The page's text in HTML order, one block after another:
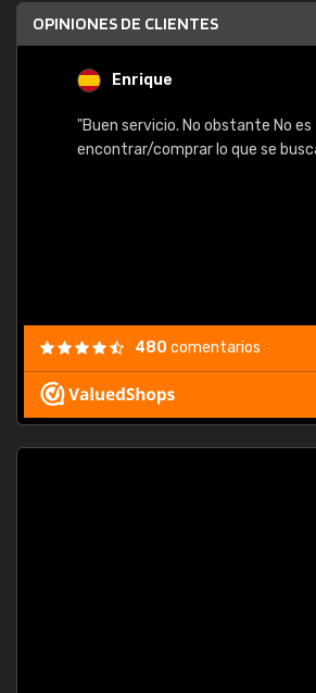
OPINIONES DE CLIENTES
Enrique
"Buen servicio. No obstante No es
encontrar/comprar lo que se
480 comentarios